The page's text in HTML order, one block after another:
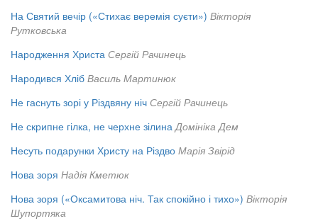
На Святий вечір («Стихає веремія суєти») Вікторія
Рутковська
Народження Христа Сергій Рачинець
Народився Хліб Василь Мартинюк
Не гаснуть зорі у Різдвяну ніч Сергій Рачинець
Не скрипне гілка, не черхне зілина Домініка Дем
Несуть подарунки Христу на Різдво Марія Звірід
Нова зоря Надія Кметюк
Нова зоря («Оксамитова ніч. Так спокійно і тихо») Вікторія
Шупортяка